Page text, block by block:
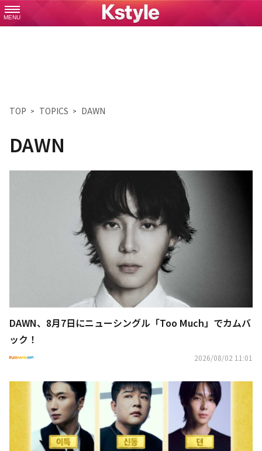
MENU
TOP TOPICS DAWN
DAWN
DAWN、8月7日にニューシングル「Too Much」でカムバ
ック！
2026/08/02 11:01